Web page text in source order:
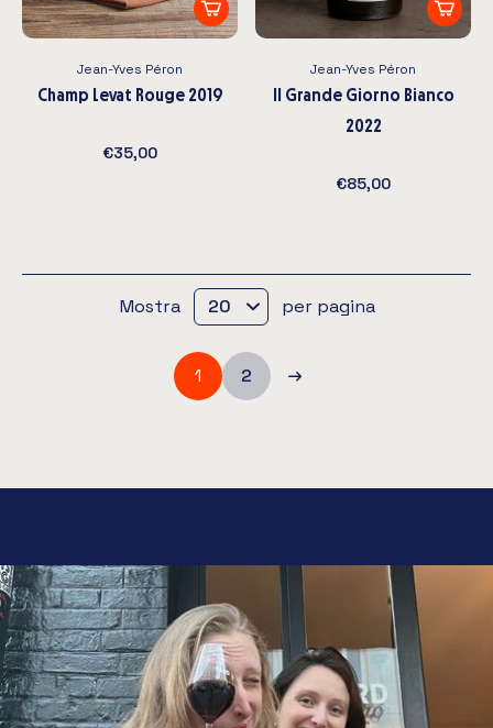
Jean-Yves Péron
Champ Levat Rouge 2019
€35,00
Jean-Yves Péron
Il Grande Giorno Bianco
2022
€85,00
1 2
Mostra per pagina